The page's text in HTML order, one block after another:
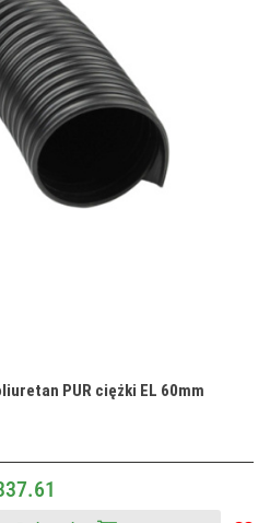
PUR ciężki EL 60mm